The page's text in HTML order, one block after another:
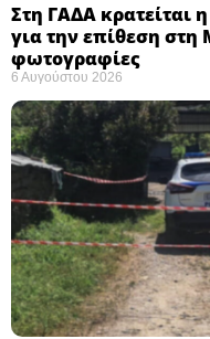
Στη ΓΑΔΑ κρατείται
για την επίθεση στη
φωτογραφίες
6 Αυγούστου 2026